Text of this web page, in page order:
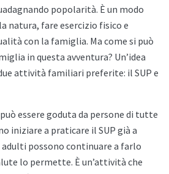
popolarità. È un modo
natura, fare esercizio fisico e
con la famiglia. Ma come si può
in questa avventura? Un’idea
attività familiari preferite: il SUP e
essere goduta da persone di tutte
iniziare a praticare il SUP già a
possono continuare a farlo
lo permette. È un’attività che